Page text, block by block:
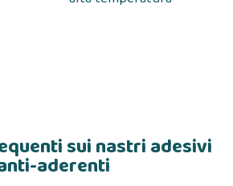
sui nastri adesivi
aderenti